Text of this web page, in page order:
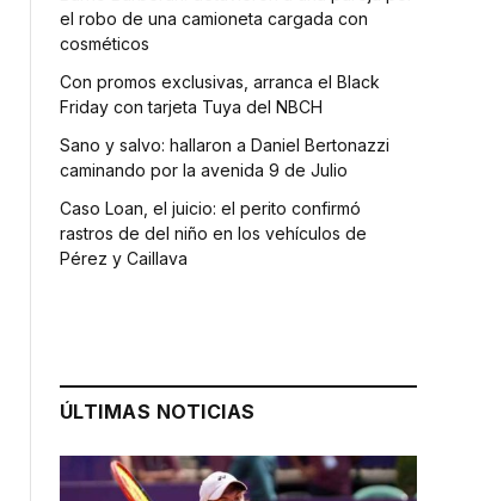
el robo de una camioneta cargada con
cosméticos
Con promos exclusivas, arranca el Black
Friday con tarjeta Tuya del NBCH
Sano y salvo: hallaron a Daniel Bertonazzi
caminando por la avenida 9 de Julio
Caso Loan, el juicio: el perito confirmó
rastros de del niño en los vehículos de
Pérez y Caillava
ÚLTIMAS NOTICIAS